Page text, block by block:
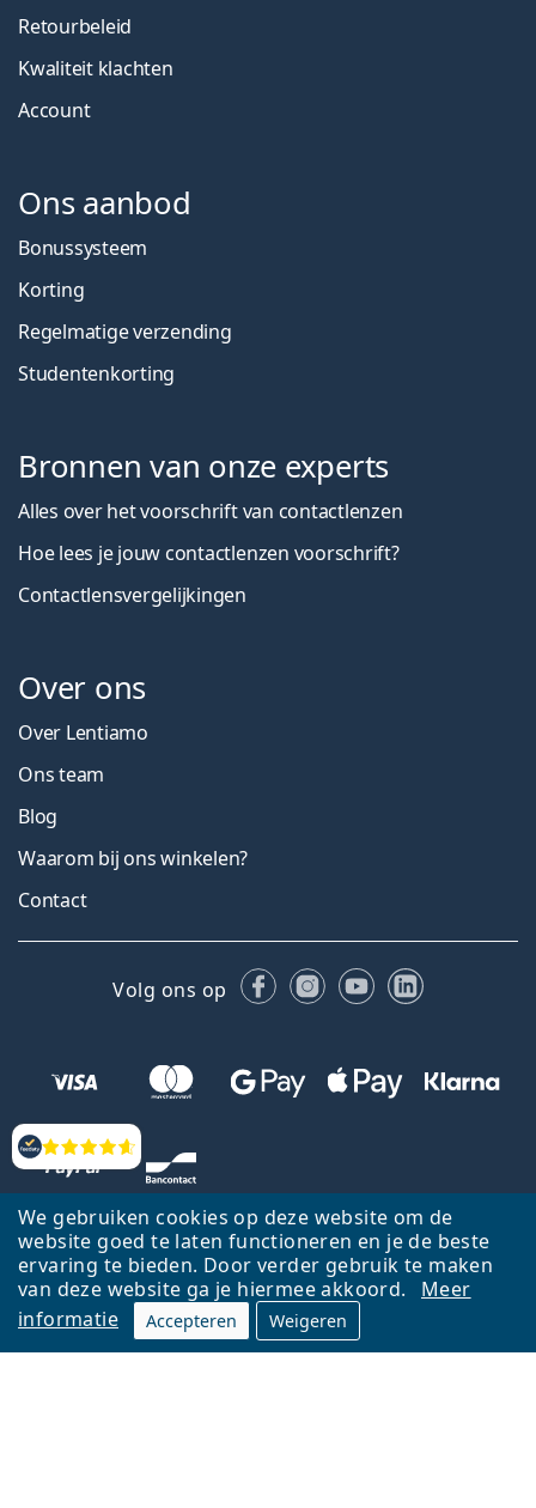
We gebruiken cookies op deze website om de
website goed te laten functioneren en je de beste
ervaring te bieden. Door verder gebruik te maken
van deze website ga je hiermee akkoord.
Meer
informatie
Accepteren Weigeren
Beoordelingen
Retourbeleid
Kwaliteit klachten
Account
Ons aanbod
Bonussysteem
Korting
Regelmatige verzending
Studentenkorting
Bronnen van onze experts
Alles over het voorschrift van contactlenzen
Hoe lees je jouw contactlenzen voorschrift?
Contactlensvergelijkingen
Over ons
Over Lentiamo
Ons team
Blog
Waarom bij ons winkelen?
Contact
Volg ons op FacebookInstagram
YouTubeLinkedIn
Terug naar de homepagina Ga omhoog